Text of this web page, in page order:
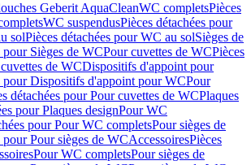
Geberit AquaCleanWC completsPièces
WC suspendusPièces détachées pour
solPièces détachées pour WC au solSièges de
pour Sièges de WCPour cuvettes de WCPièces
de WCDispositifs d'appoint pour
pour Dispositifs d'appoint pour WCPour
détachées pour Pour cuvettes de WCPlaques
pour Plaques designPour WC
pour Pour WC completsPour sièges de
pour Pour sièges de WCAccessoiresPièces
Pour WC completsPour sièges de